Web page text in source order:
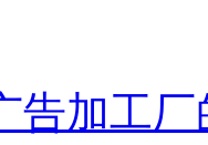
告加工